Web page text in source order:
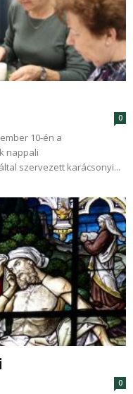
0
10-én a
nappali
szervezett karácsonyi...
0